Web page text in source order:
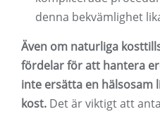
denna bekvämlighet
Även om naturliga
fördelar för att hantera
inte ersätta en hälsosam
kost. Det är viktigt att